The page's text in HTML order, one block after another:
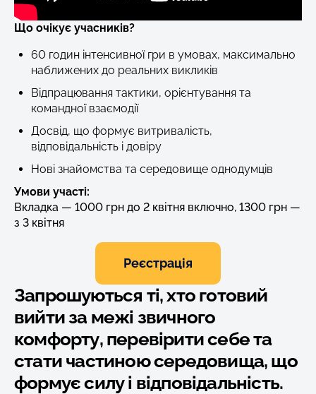
Що очікує учасників?
60 годин інтенсивної гри в умовах, максимально
наближених до реальних викликів
Відпрацювання тактики, орієнтування та
командної взаємодії
Досвід, що формує витривалість,
відповідальність і довіру
Нові знайомства та середовище однодумців
Умови участі:
Вкладка — 1000 грн до 2 квітня включно, 1300 грн —
з 3 квітня
Реєстрація
Запрошуються ті, хто готовий
вийти за межі звичного
комфорту, перевірити себе та
стати частиною середовища, що
формує силу і відповідальність.